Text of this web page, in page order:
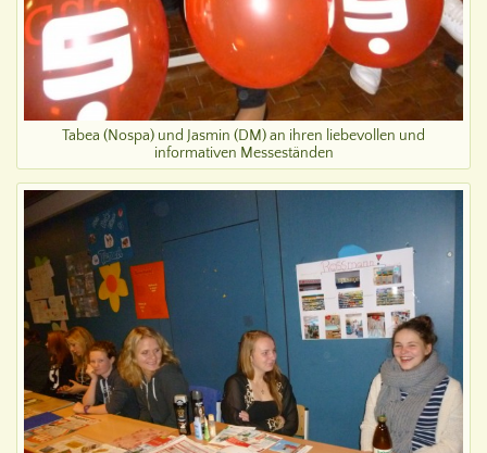
Tabea (Nospa) und Jasmin (DM) an ihren liebevollen und
informativen Messeständen